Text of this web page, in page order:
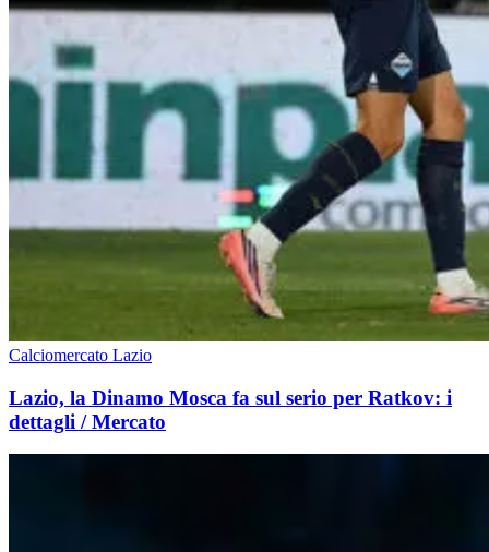
Calciomercato Lazio
Lazio, la Dinamo Mosca fa sul serio per Ratkov: i
dettagli / Mercato